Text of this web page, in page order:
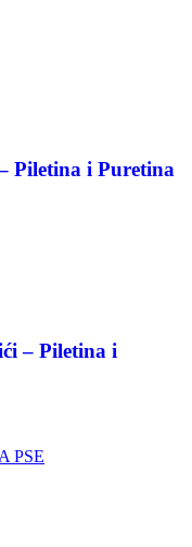
Piletina i Puretina
– Piletina i
PSE